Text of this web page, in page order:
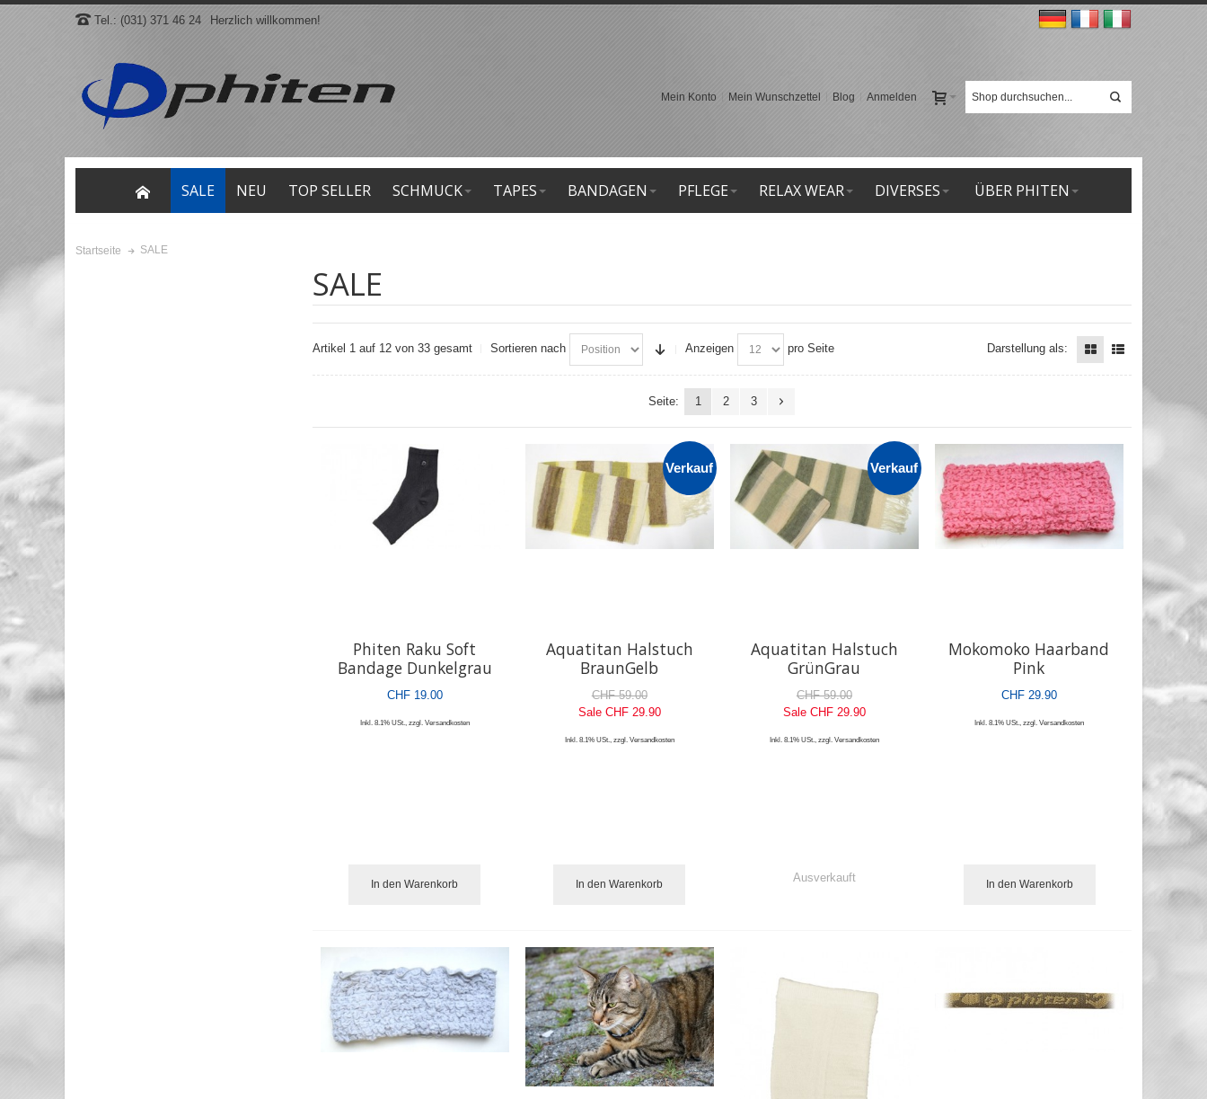
Tel.: (031) 371 46 24 Herzlich willkommen!
Mein Konto Mein Wunschzettel Blog Anmelden
SALE NEU TOP SELLER SCHMUCK TAPES BANDAGEN PFLEGE RELAX WEAR DIVERSES ÜBER PHITEN
Startseite SALE
SALE
Artikel 1 auf 12 von 33 gesamt Sortieren nach Anzeigen pro Seite Darstellung als:
Seite: 1 2 3
Phiten Raku Soft
Bandage Dunkelgrau
CHF 19.00
Inkl. 8.1% USt., zzgl. Versandkosten
In den Warenkorb
Verkauf
Aquatitan Halstuch
BraunGelb
CHF 59.00
Sale CHF 29.90
Inkl. 8.1% USt., zzgl. Versandkosten
In den Warenkorb
Verkauf
Aquatitan Halstuch
GrünGrau
CHF 59.00
Sale CHF 29.90
Inkl. 8.1% USt., zzgl. Versandkosten
Ausverkauft
Mokomoko Haarband
Pink
CHF 29.90
Inkl. 8.1% USt., zzgl. Versandkosten
In den Warenkorb